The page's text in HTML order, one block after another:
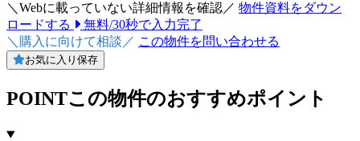
＼Webに載っていない詳細情報を確認／ 物件資料をダウン
ロードする
無料/30秒で入力完了
＼購入に向けて相談／ この物件を問い合わせる
お気に入り保存
POINTこの物件のおすすめポイント